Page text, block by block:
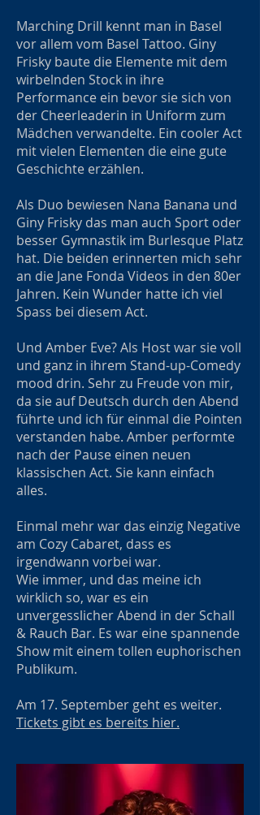
Marching Drill kennt man in Basel
vor allem vom Basel Tattoo. Giny
Frisky baute die Elemente mit dem
wirbelnden Stock in ihre
Performance ein bevor sie sich von
der Cheerleaderin in Uniform zum
Mädchen verwandelte. Ein cooler Act
mit vielen Elementen die eine gute
Geschichte erzählen.
Als Duo bewiesen Nana Banana und
Giny Frisky das man auch Sport oder
besser Gymnastik im Burlesque Platz
hat. Die beiden erinnerten mich sehr
an die Jane Fonda Videos in den 80er
Jahren. Kein Wunder hatte ich viel
Spass bei diesem Act.
Und Amber Eve? Als Host war sie voll
und ganz in ihrem Stand-up-Comedy
mood drin. Sehr zu Freude von mir,
da sie auf Deutsch durch den Abend
führte und ich für einmal die Pointen
verstanden habe. Amber performte
nach der Pause einen neuen
klassischen Act. Sie kann einfach
alles.
Einmal mehr war das einzig Negative
am Cozy Cabaret, dass es
irgendwann vorbei war.
Wie immer, und das meine ich
wirklich so, war es ein
unvergesslicher Abend in der Schall
& Rauch Bar. Es war eine spannende
Show mit einem tollen euphorischen
Publikum.
Am 17. September geht es weiter.
Tickets gibt es bereits hier.